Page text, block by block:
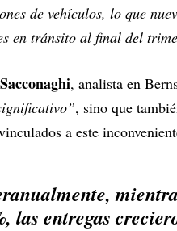
de vehículos, lo que
en tránsito al final del
, analista en
, sino que
a este
las entregas